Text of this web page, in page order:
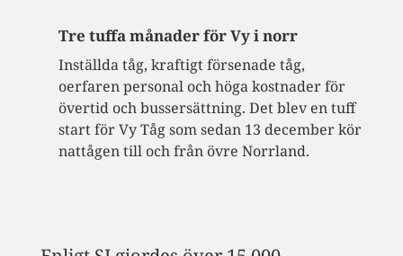
Tre tuffa månader för Vy i norr
Inställda tåg, kraftigt försenade tåg,
oerfaren personal och höga kostnader för
övertid och bussersättning. Det blev en tuff
start för Vy Tåg som sedan 13 december kör
nattågen till och från övre Norrland.